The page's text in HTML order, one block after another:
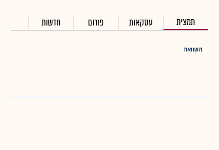
תמצית עסקאות פורום חדשות
השוואה